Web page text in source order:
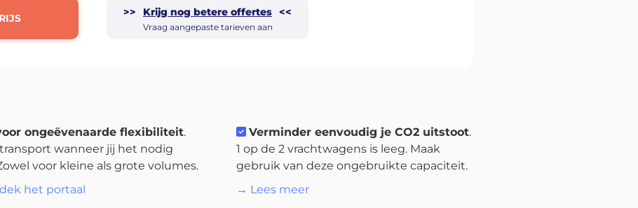
>> Krijg nog betere offertes <<
Vraag aangepaste tarieven aan
ongeëvenaarde flexibiliteit.
wanneer jij het nodig
voor kleine als grote volumes.
het portaal
Verminder eenvoudig je CO2 uitstoot.
1 op de 2 vrachtwagens is leeg. Maak
gebruik van deze ongebruikte capaciteit.
→ Lees meer